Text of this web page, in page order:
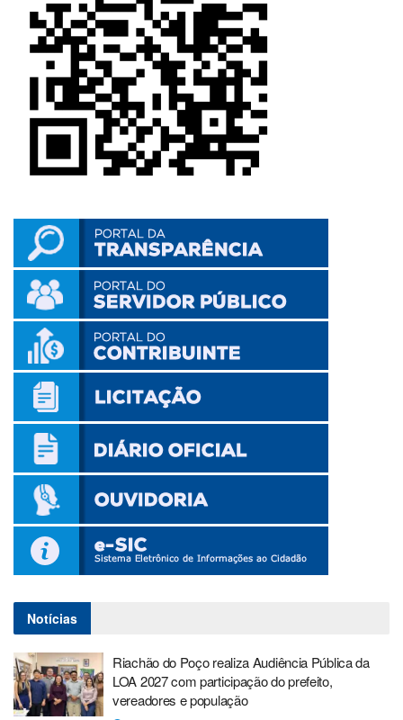
Notícias
Riachão do Poço realiza Audiência Pública da
LOA 2027 com participação do prefeito,
vereadores e população